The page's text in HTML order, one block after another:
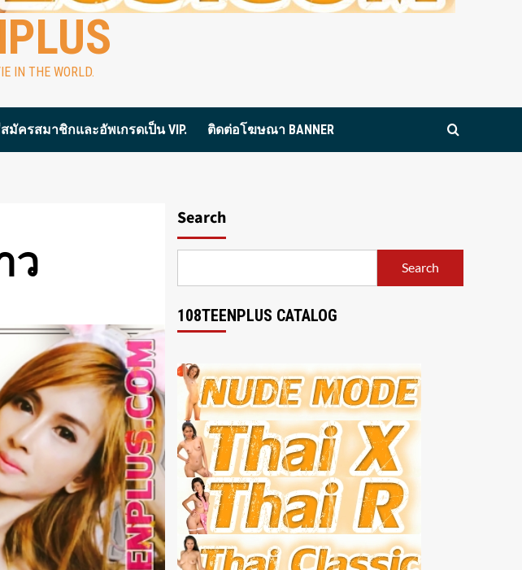
IN THE WORLD.
มัครสมาชิกและอัพเกรดเป็น VIP. ติดต่อโฆษณา BANNER
ว
Search
Search
108TEENPLUS CATALOG